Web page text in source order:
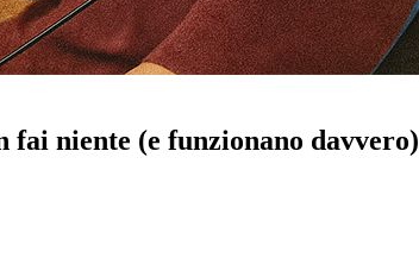
niente (e funzionano davvero)